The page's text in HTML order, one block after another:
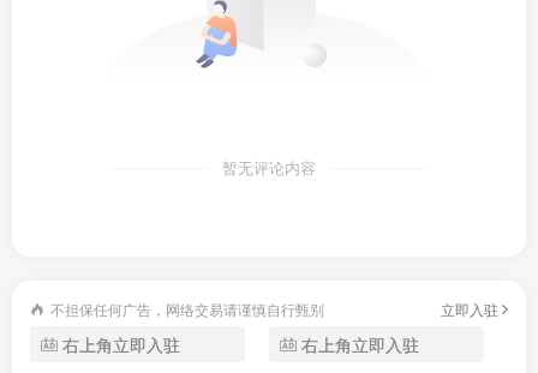
-200种笔刷
暂无评论内容
不担保任何广告，网络交易请谨慎自行甄别 立即入驻
右上角立即入驻 右上角立即入驻